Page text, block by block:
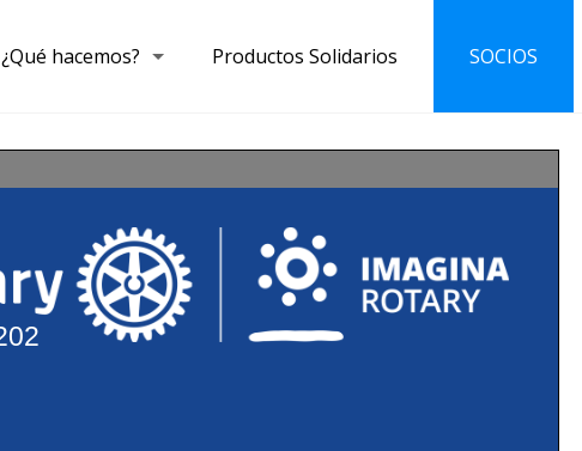
¿Qué hacemos? Productos Solidarios SOCIOS